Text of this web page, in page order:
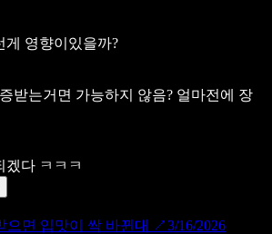
게 영향이있을까?
받는거면 가능하지 않음? 얼마전에 장
겠다 ㅋㅋㅋ
으면 입맛이 싹 바뀐대 ↗3/16/2026